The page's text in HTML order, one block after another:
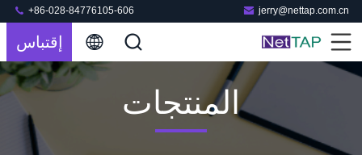
jerry@nettap.com.cn
+86-028-84776105-606
إقتباس
المنتجات